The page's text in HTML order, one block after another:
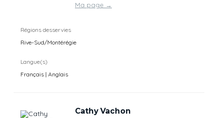
Ma page →
Régions desservies
Rive-Sud/Montérégie
Langue(s)
Français | Anglais
Cathy Vachon